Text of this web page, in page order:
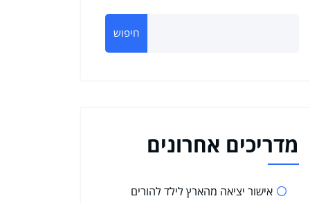
חיפוש
מדריכים אחרונים
אישור יציאה מהארץ לילד להורים